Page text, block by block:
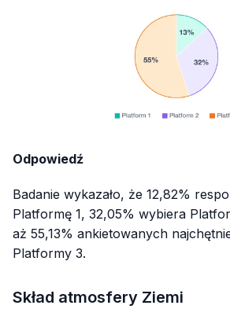
Odpowiedź
Badanie wykazało, że 12,82%
Platformę 1, 32,05% wybiera
aż 55,13% ankietowanych
Platformy 3.
Skład atmosfery Ziemi